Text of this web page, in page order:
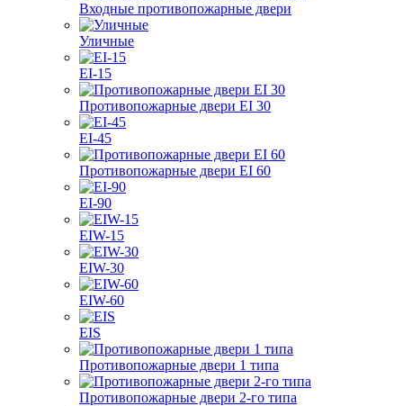
Входные противопожарные двери
Уличные
EI-15
Противопожарные двери EI 30
EI-45
Противопожарные двери EI 60
EI-90
EIW-15
EIW-30
EIW-60
EIS
Противопожарные двери 1 типа
Противопожарные двери 2-го типа